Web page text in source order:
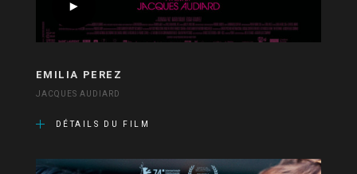
EMILIA PEREZ
JACQUES AUDIARD
DÉTAILS DU FILM